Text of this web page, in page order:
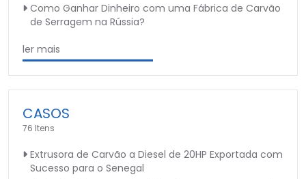
Como Ganhar Dinheiro com uma Fábrica de Carvão
de Serragem na Rússia?
ler mais
CASOS
76 Itens
Extrusora de Carvão a Diesel de 20HP Exportada com
Sucesso para o Senegal